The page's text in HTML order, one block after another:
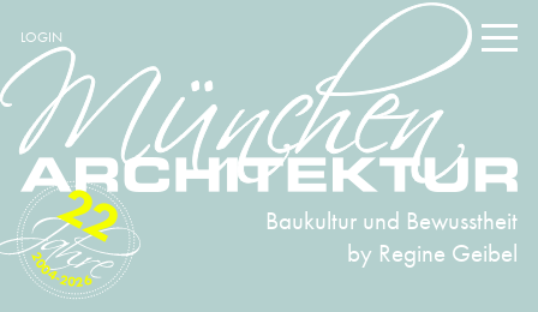
LOGIN
Baukultur und Bewusstheit
by Regine Geibel
2004-2026
22